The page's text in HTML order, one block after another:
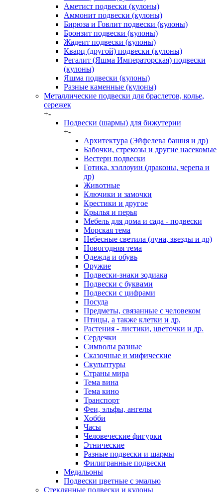
Аметист подвески (кулоны)
Аммонит подвески (кулоны)
Бирюза и Говлит подвески (кулоны)
Бронзит подвески (кулоны)
Жадеит подвески (кулоны)
Кварц (другой) подвески (кулоны)
Регалит (Яшма Императорская) подвески
(кулоны)
Яшма подвески (кулоны)
Разные каменные (кулоны)
Металлические подвески для браслетов, колье,
сережек
+-
Подвески (шармы) для бижутерии
+-
Архитектура (Эйфелева башня и др)
Бабочки, стрекозы и другие насекомые
Вестерн подвески
Готика, хэллоуин (драконы, черепа и
др)
Животные
Ключики и замочки
Крестики и другое
Крылья и перья
Мебель для дома и сада - подвески
Морская тема
Небесные светила (луна, звезды и др)
Новогодняя тема
Одежда и обувь
Оружие
Подвески-знаки зодиака
Подвески с буквами
Подвески с цифрами
Посуда
Предметы, связанные с человеком
Птицы, а также клетки и др,
Растения - листики, цветочки и др.
Сердечки
Символы разные
Сказочные и мифические
Скульптуры
Страны мира
Тема вина
Тема кино
Транспорт
Феи, эльфы, ангелы
Хобби
Часы
Человеческие фигурки
Этнические
Разные подвески и шармы
Филигранные подвески
Медальоны
Подвески цветные с эмалью
Стеклянные подвески и кулоны